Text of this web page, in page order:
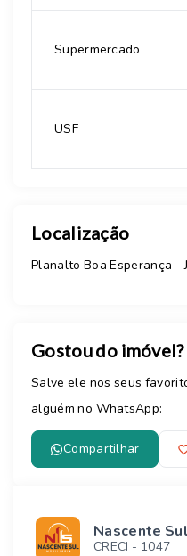
Supermercado
USF
Localização
Planalto Boa Esperança -
Gostou do imóvel?
Salve ele nos seus
alguém no WhatsApp:
Compartilhar
Nascente
CRECI - 1047